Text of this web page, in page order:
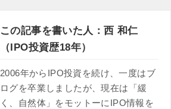
この記事を書いた人：西 和仁
（IPO投資歴18年）
2006年からIPO投資を続け、一度はブ
ログを卒業しましたが、現在は「緩
く、自然体」をモットーにIPO情報を